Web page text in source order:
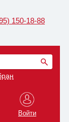
150-18-88
Войти